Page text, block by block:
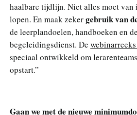
haalbare tijdlijn. Niet alles moet van
lopen. En maak zekergebruik van
de leerplandoelen, handboeken en
begeleidingsdienst. De
speciaal ontwikkeld om
opstart.”
Gaan we met de nieuwe